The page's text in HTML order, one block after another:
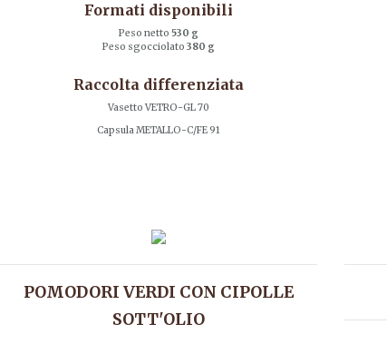
Formati disponibili
Peso netto 530 g
Peso sgocciolato 380 g
Raccolta differenziata
Vasetto VETRO-GL 70
Capsula METALLO-C/FE 91
POMODORI VERDI CON CIPOLLE
SOTT'OLIO